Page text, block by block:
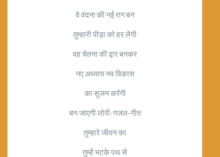
वे वंदना की नई राग बन
तुम्हारी पीड़ा को हर लेंगी
वह चेतना की द्वार बनकर
नए अध्याय नव विकास
का सुजन करेंगी
बन जाएगी लोरी-गजल-गीत
तुम्हारे जीवन का
तुम्हें भटके पथ से